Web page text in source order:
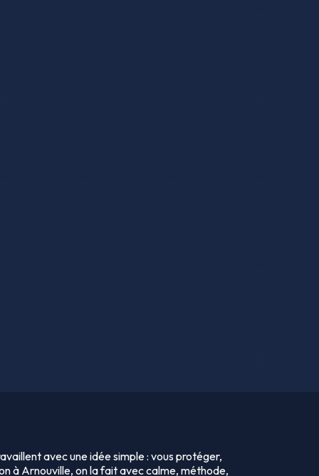
avec une idée simple : vous protéger,
à Arnouville, on la fait avec calme, méthode,